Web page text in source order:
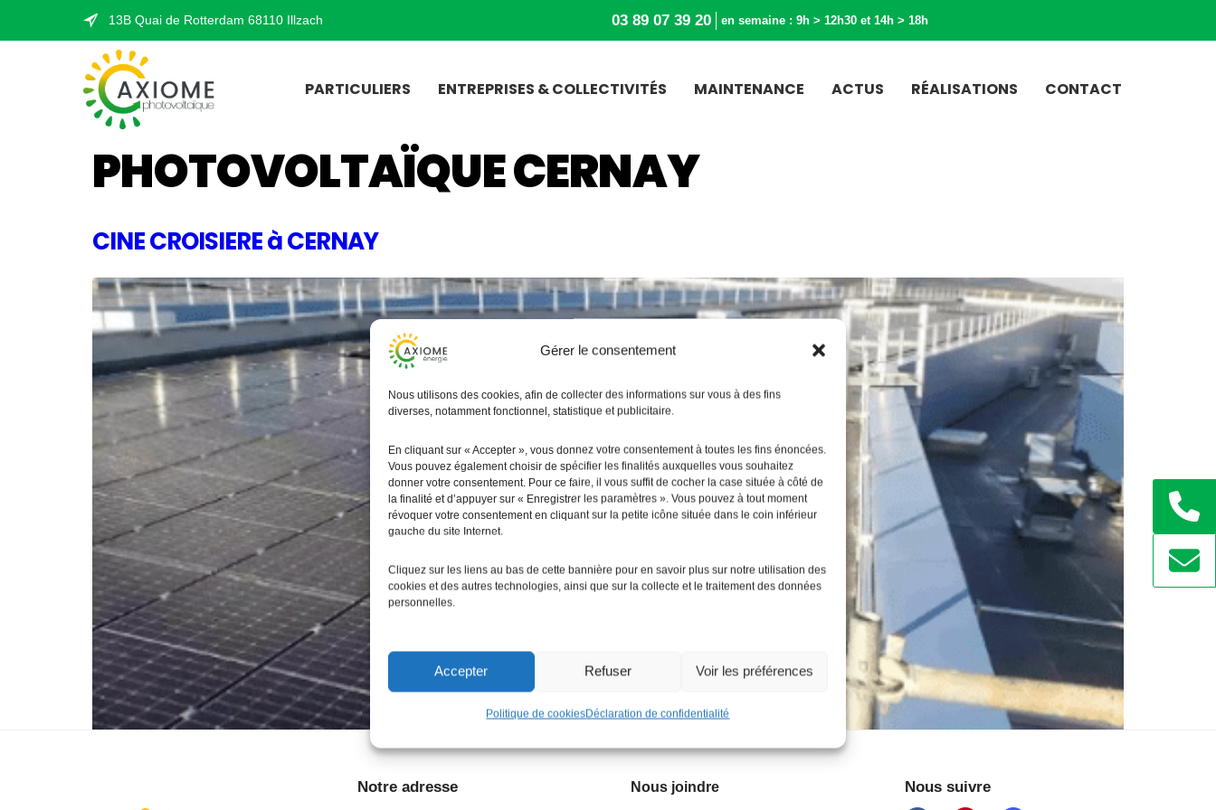
Gérer le consentement
Nous utilisons des cookies, afin de collecter des informations sur vous à des fins
diverses, notamment fonctionnel, statistique et publicitaire.
En cliquant sur « Accepter », vous donnez votre consentement à toutes les fins énoncées.
Vous pouvez également choisir de spécifier les finalités auxquelles vous souhaitez
donner votre consentement. Pour ce faire, il vous suffit de cocher la case située à côté de
la finalité et d’appuyer sur « Enregistrer les paramètres ». Vous pouvez à tout moment
révoquer votre consentement en cliquant sur la petite icône située dans le coin inférieur
gauche du site Internet.
Cliquez sur les liens au bas de cette bannière pour en savoir plus sur notre utilisation des
cookies et des autres technologies, ainsi que sur la collecte et le traitement des données
personnelles.
Accepter Refuser Voir les préférences
Politique de cookiesDéclaration de confidentialité
13B Quai de Rotterdam 68110 Illzach 03 89 07 39 20 en semaine : 9h > 12h30 et 14h > 18h
PARTICULIERS ENTREPRISES & COLLECTIVITÉS MAINTENANCE ACTUS RÉALISATIONS CONTACT
PHOTOVOLTAÏQUE CERNAY
CINE CROISIERE à CERNAY
Notre adresse
Nous joindre Nous suivre